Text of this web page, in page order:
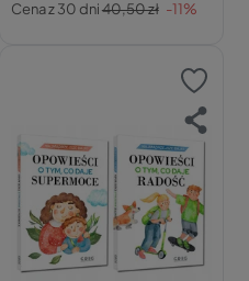
Cena z 30 dni40,50 zł -11%